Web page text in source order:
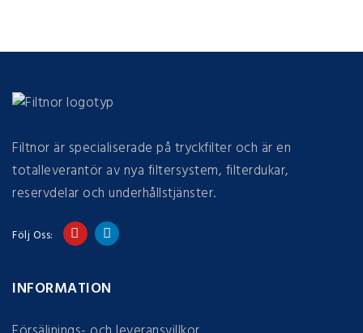
Filtnor är specialiserade på tryckfilter och är en
totalleverantör av nya filtersystem, filterdukar,
reservdelar och underhållstjänster.
Följ Oss:
INFORMATION